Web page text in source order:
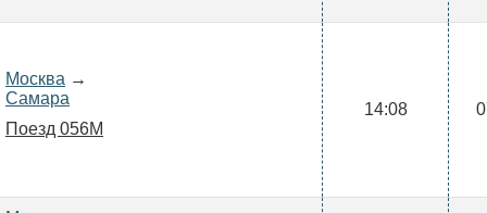
Москва →
Самара
Поезд 056М
14:08